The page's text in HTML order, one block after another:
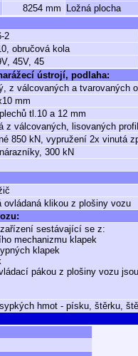
8254 mm Ložná plocha
2
obručová kola
45V, 45
ústrojí, podlaha:
z válcovaných a tvarovaných
mm
tl.10 a 12 mm
z válcovaných, lisovaných
850 kN, vypružení 2x vinutá
300 kN
ovládaná klikou z plošiny vozu
sestávající se z:
mechanizmu klapek
klapek
pákou z plošiny vozu
hmot - písku, štěrku,